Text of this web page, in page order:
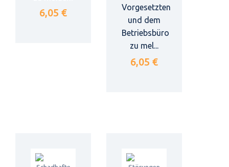
6,05 €
Vorgesetzten
und dem
Betriebsbüro
zu mel...
6,05 €